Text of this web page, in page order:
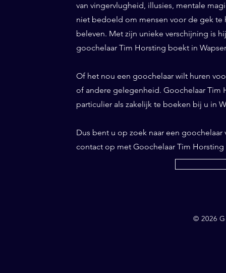
van vingervlugheid, illusies, mentale
niet bedoeld om mensen voor de gek te
beleven. Met zijn unieke verschijning is
goochelaar Tim Horsting boekt in
Of het nou een goochelaar wilt huren
of andere gelegenheid. Goochelaar Tim
particulier als zakelijk te boeken bij u in
Dus bent u op zoek naar een
contact op met Goochelaar Tim Horsting
© 2026